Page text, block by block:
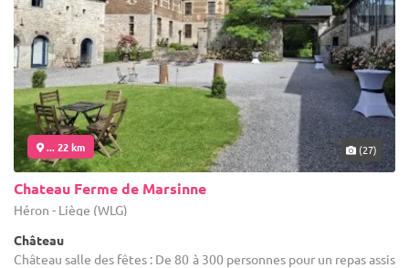
... 22 km (27)
Chateau Ferme de Marsinne
Héron - Liège (WLG)
Château
Château salle des fêtes : De 80 à 300 personnes pour un repas assis